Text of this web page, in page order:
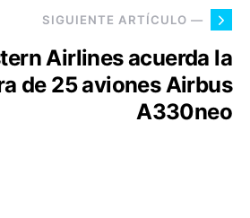
SIGUIENTE ARTÍCULO —
Airlines acuerda la
de 25 aviones Airbus
A330neo